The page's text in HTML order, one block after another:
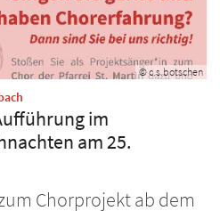
© c.s.botschen
im
am 25.
Chorprojekt ab dem